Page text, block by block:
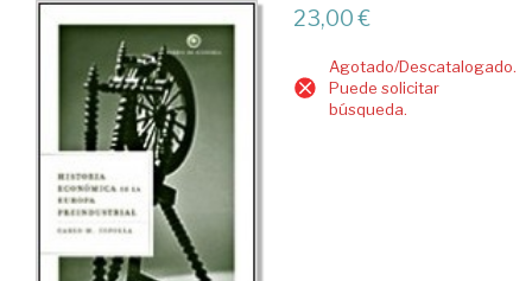
23,00 €
Agotado/Descatalogado.
Puede solicitar
búsqueda.